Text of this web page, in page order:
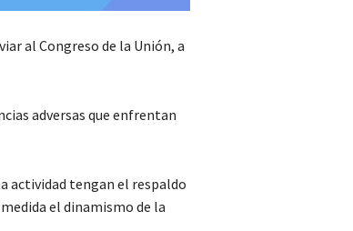
al Congreso de la Unión, a
adversas que enfrentan
actividad tengan el respaldo
el dinamismo de la